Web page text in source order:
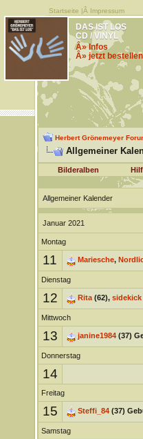
Startseite |Â Impressum
DAS IST LOS
CD / VINYL
Â» Infos
Â» jetzt
Herbert Grönemeyer
Allgemeiner
Bilderalben
Allgemeiner Kalender
Januar 2021
Montag
11 Mariesche,
Dienstag
12 Rita(62), sidekick
Mittwoch
13 janine1984(37)
Donnerstag
14
Freitag
15 Steffi_84(37)
Samstag